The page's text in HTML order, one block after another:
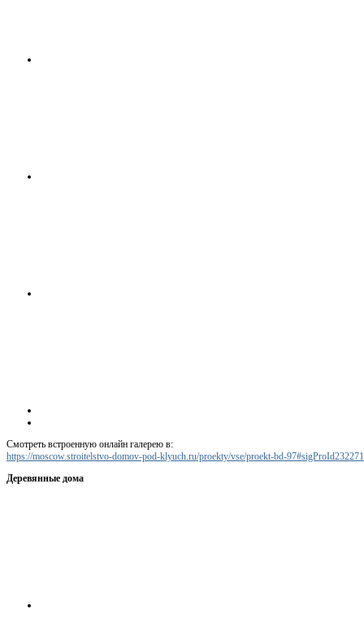
Смотреть встроенную онлайн галерею в:
https://moscow.stroitelstvo-domov-pod-klyuch.ru/proekty/vse/proekt-bd-
Деревянные дома